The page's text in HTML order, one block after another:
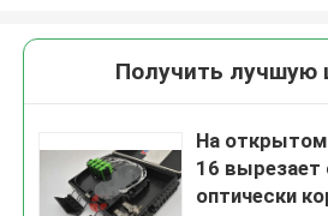
Получить лучшую
На
16 вырезает
оптически